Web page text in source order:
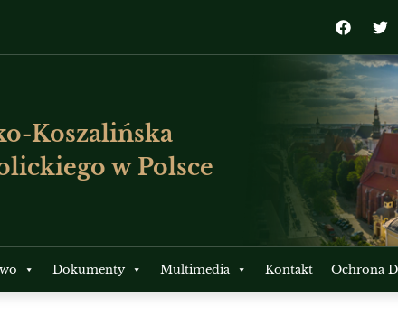
Koszalińska
w Polsce
Dokumenty Multimedia Kontakt Ochrona